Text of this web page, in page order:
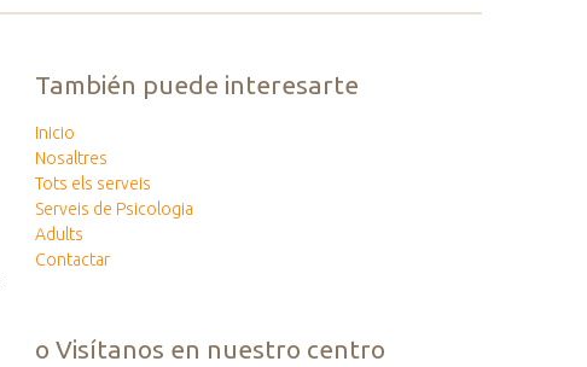
También puede interesarte
Inicio
Nosaltres
Tots els serveis
Serveis de Psicologia
Adults
Contactar
o Visítanos en nuestro centro